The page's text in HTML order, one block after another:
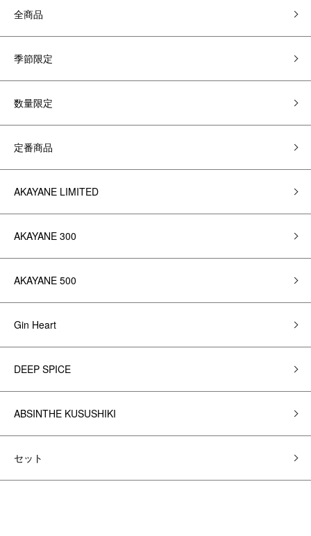
全商品
季節限定
数量限定
定番商品
AKAYANE LIMITED
AKAYANE 300
AKAYANE 500
Gin Heart
DEEP SPICE
ABSINTHE KUSUSHIKI
セット